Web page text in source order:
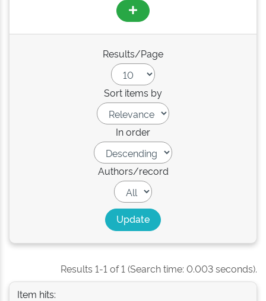
Results/Page
Sort items by
In order
Authors/record
Results 1-1 of 1 (Search time: 0.003 seconds).
Item hits: